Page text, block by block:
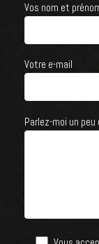
Vos nom et
Votre e-mail
Parlez-moi un peu